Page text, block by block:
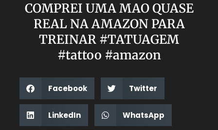
COMPREI UMA MAO QUASE
REAL NA AMAZON PARA
TREINAR #TATUAGEM
#tattoo #amazon
Facebook Twitter
LinkedIn WhatsApp